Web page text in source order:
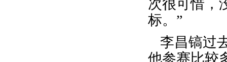
次很可惜，
标。”
李昌镐过
他参赛比较